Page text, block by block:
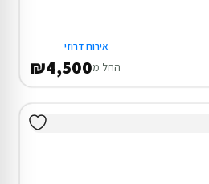
אירוח דרוזי
החל מ₪4,500